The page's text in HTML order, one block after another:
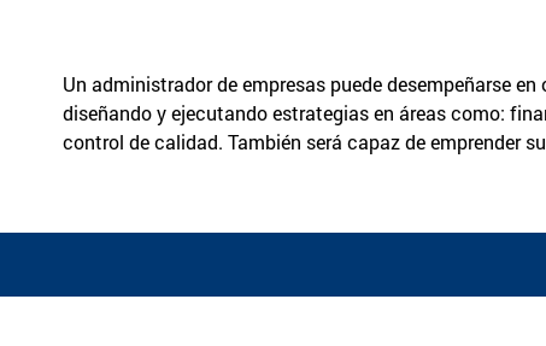
Un administrador de empresas puede desempeñarse
diseñando y ejecutando estrategias en áreas como:
control de calidad. También será capaz de emprender